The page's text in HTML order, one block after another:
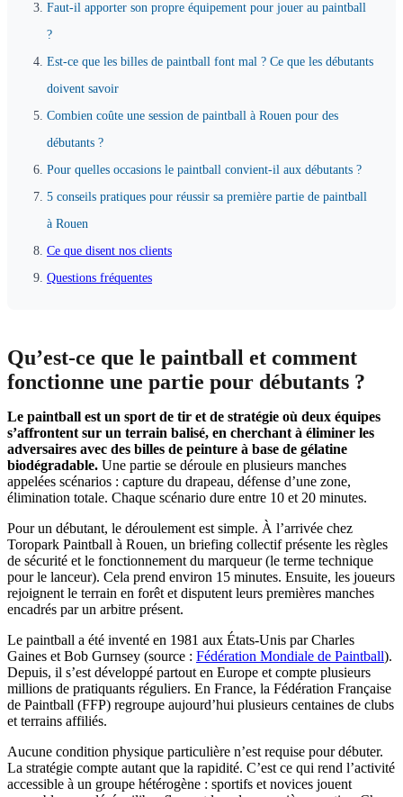
Faut-il apporter son propre équipement pour jouer au paintball
?
Est-ce que les billes de paintball font mal ? Ce que les débutants
doivent savoir
Combien coûte une session de paintball à Rouen pour des
débutants ?
Pour quelles occasions le paintball convient-il aux débutants ?
5 conseils pratiques pour réussir sa première partie de paintball
à Rouen
Ce que disent nos clients
Questions fréquentes
Qu’est-ce que le paintball et comment
fonctionne une partie pour débutants ?
Le paintball est un sport de tir et de stratégie où deux équipes
s’affrontent sur un terrain balisé, en cherchant à éliminer les
adversaires avec des billes de peinture à base de gélatine
biodégradable. Une partie se déroule en plusieurs manches
appelées scénarios : capture du drapeau, défense d’une zone,
élimination totale. Chaque scénario dure entre 10 et 20 minutes.
Pour un débutant, le déroulement est simple. À l’arrivée chez
Toropark Paintball à Rouen, un briefing collectif présente les règles
de sécurité et le fonctionnement du marqueur (le terme technique
pour le lanceur). Cela prend environ 15 minutes. Ensuite, les joueurs
rejoignent le terrain en forêt et disputent leurs premières manches
encadrés par un arbitre présent.
Le paintball a été inventé en 1981 aux États-Unis par Charles
Gaines et Bob Gurnsey (source : Fédération Mondiale de Paintball).
Depuis, il s’est développé partout en Europe et compte plusieurs
millions de pratiquants réguliers. En France, la Fédération Française
de Paintball (FFP) regroupe aujourd’hui plusieurs centaines de clubs
et terrains affiliés.
Aucune condition physique particulière n’est requise pour débuter.
La stratégie compte autant que la rapidité. C’est ce qui rend l’activité
accessible à un groupe hétérogène : sportifs et novices jouent